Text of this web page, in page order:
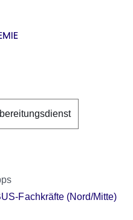
Direkt zum Kopf der
Direkt zum Inhalt
Direkt zum Fuß der
Fachkräfte (Nord/Mitte)